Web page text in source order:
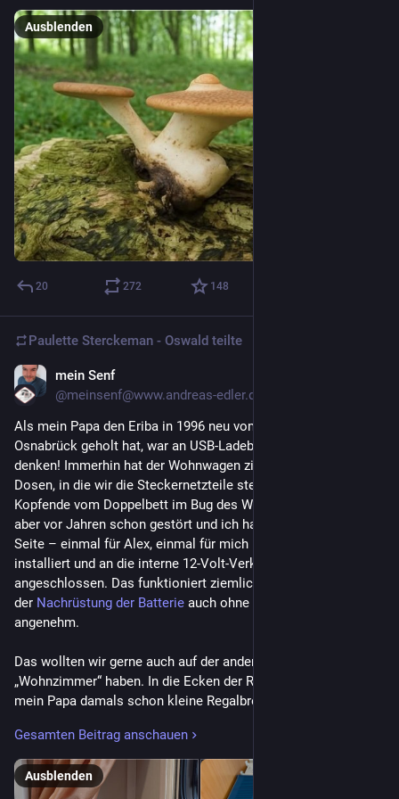
Ausblenden
20 272 148
Paulette Sterckeman - Oswald teilte
mein Senf
@meinsenf@www.andreas-edler.de
Als mein Papa den Eriba in 1996 neu vom Hof des Händlers in
Osnabrück geholt hat, war an USB-Ladebuchsen noch nicht zu
denken! Immerhin hat der Wohnwagen ziemlich viele 240-Volt-
Dosen, in die wir die Steckernetzteile stecken können. Am
Kopfende vom Doppelbett im Bug des Wagens hat mich das
aber vor Jahren schon gestört und ich habe dort auf jeder
Seite – einmal für Alex, einmal für mich – eine USB-Steckdose
installiert und an die interne 12-Volt-Verkabelung
angeschlossen. Das funktioniert ziemlich gut und läuft seit
der Nachrüstung der Batterie auch ohne Landstrom. Sehr
angenehm.
Das wollten wir gerne auch auf der anderen Seite im
„Wohnzimmer“ haben. In die Ecken der Rundsitzgruppe hatte
mein Papa damals schon kleine Regalbrettchen montiert und
Küche verlegt. Dann konnte dort ein Radio stehen und die
kleinen Lautsprecher rechts und links der Sitzgruppe. Nutzen
wir nicht, daher sind die kleinen Regale hinter der Gardine
Gesamten Beitrag anschauen
Ausblenden